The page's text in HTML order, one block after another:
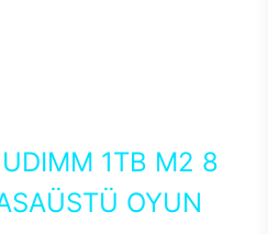
1TB M2 8
OYUN